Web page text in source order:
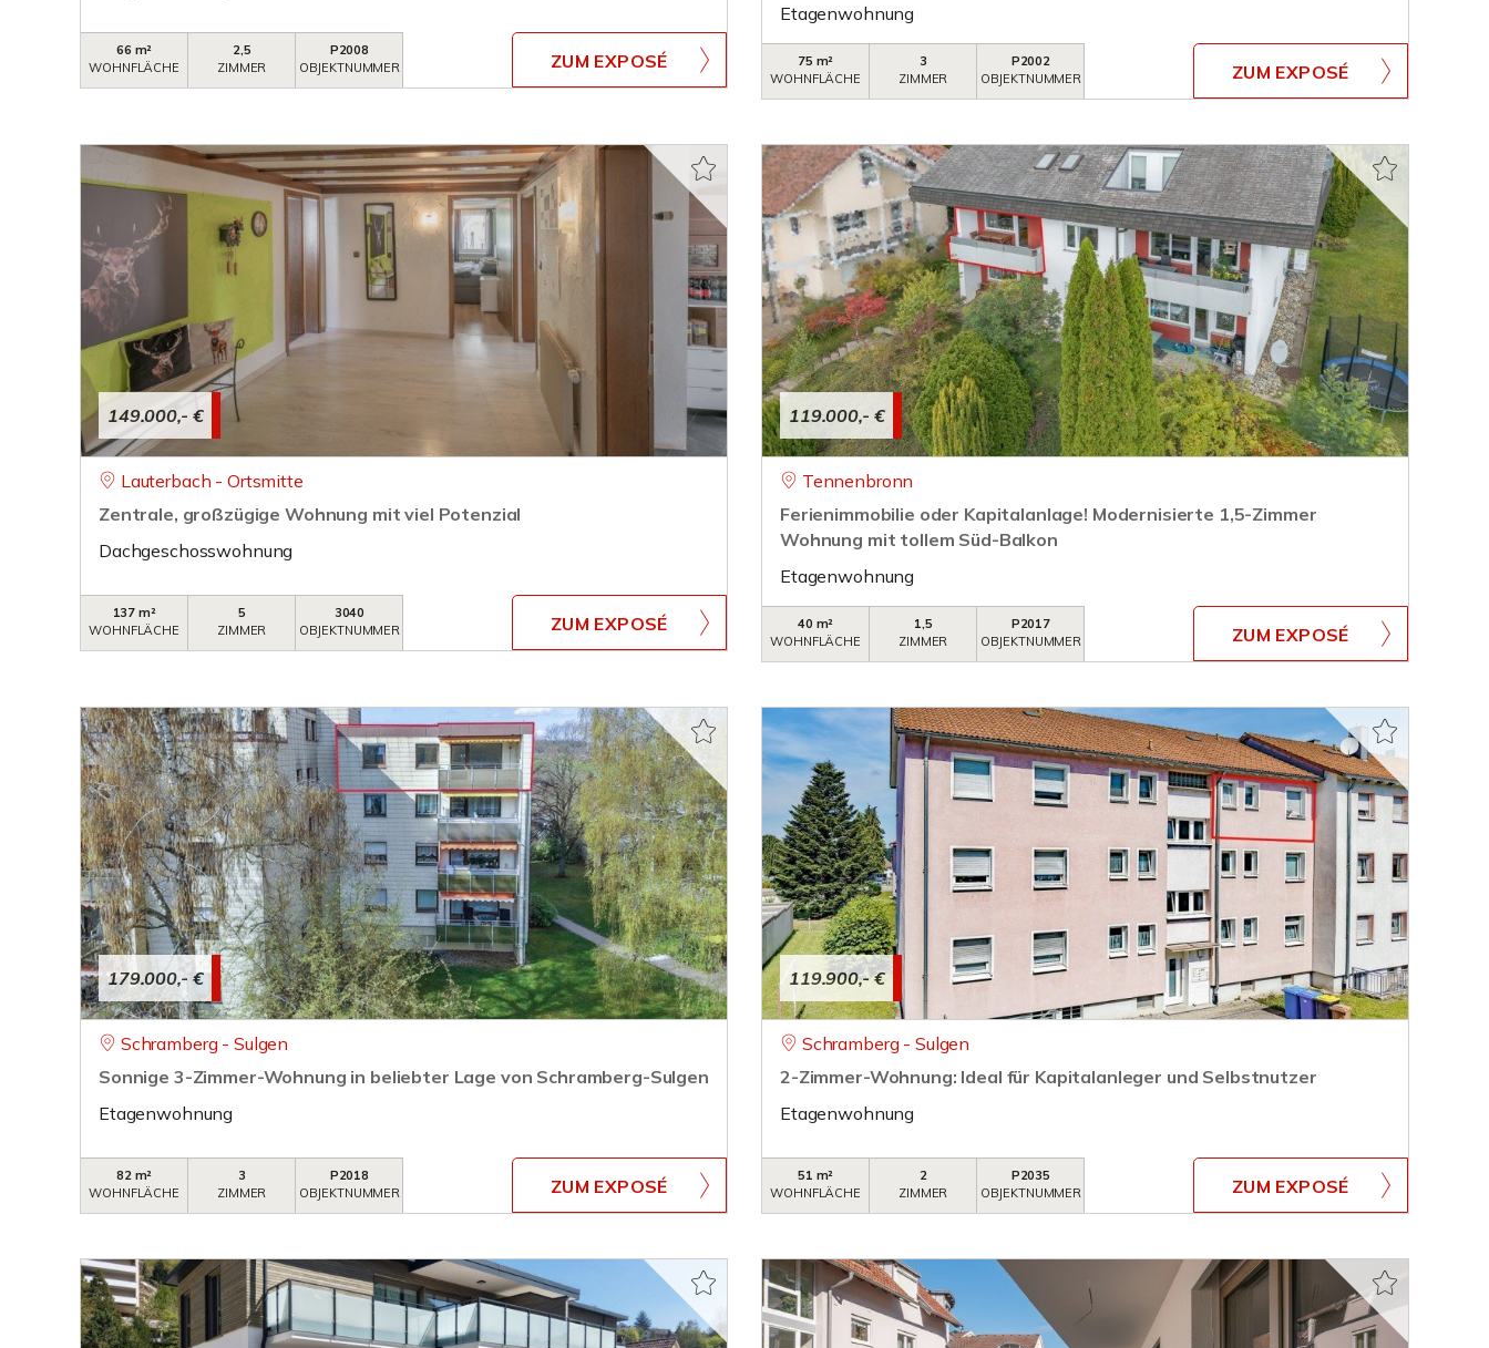
66 m²
WOHNFLÄCHE
2,5
ZIMMER
P2008
OBJEKTNUMMER
ZUM EXPOSÉ
Etagenwohnung
75 m²
WOHNFLÄCHE
3
ZIMMER
P2002
OBJEKTNUMMER
ZUM EXPOSÉ
149.000,- €
Lauterbach - Ortsmitte
Zentrale, großzügige Wohnung mit viel Potenzial
Dachgeschosswohnung
137 m²
WOHNFLÄCHE
5
ZIMMER
3040
OBJEKTNUMMER
ZUM EXPOSÉ
119.000,- €
Tennenbronn
Ferienimmobilie oder Kapitalanlage! Modernisierte 1,5-Zimmer
Wohnung mit tollem Süd-Balkon
Etagenwohnung
40 m²
WOHNFLÄCHE
1,5
ZIMMER
P2017
OBJEKTNUMMER
ZUM EXPOSÉ
179.000,- €
Schramberg - Sulgen
Sonnige 3-Zimmer-Wohnung in beliebter Lage von Schramberg-Sulgen
Etagenwohnung
82 m²
WOHNFLÄCHE
3
ZIMMER
P2018
OBJEKTNUMMER
ZUM EXPOSÉ
119.900,- €
Schramberg - Sulgen
2-Zimmer-Wohnung: Ideal für Kapitalanleger und Selbstnutzer
Etagenwohnung
51 m²
WOHNFLÄCHE
2
ZIMMER
P2035
OBJEKTNUMMER
ZUM EXPOSÉ